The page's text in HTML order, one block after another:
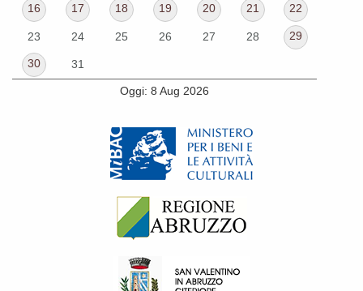
16 17 18 19 20 21 22
23 24 25 26 27 28 29
30 31
Oggi: 8 Aug 2026